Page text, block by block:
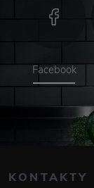
Facebook
KONTAKTY